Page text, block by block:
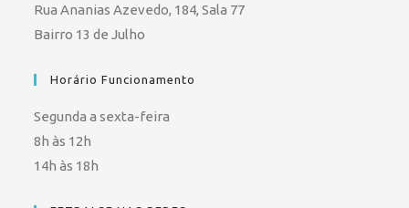
Rua Ananias Azevedo, 184, Sala 77
Bairro 13 de Julho
Horário Funcionamento
Segunda a sexta-feira
8h às 12h
14h às 18h